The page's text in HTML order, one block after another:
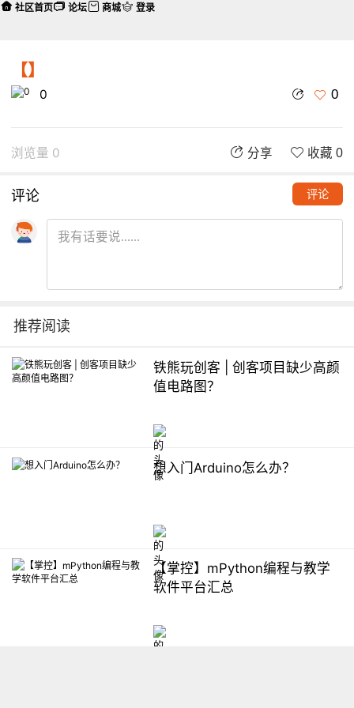
【】
0 0
浏览量 0 分享 收藏 0
评论 评论
推荐阅读
铁熊玩创客 | 创客项目缺少高颜
值电路图？
想入门Arduino怎么办？
【掌控】mPython编程与教学
软件平台汇总
社区首页 论坛 商城 登录